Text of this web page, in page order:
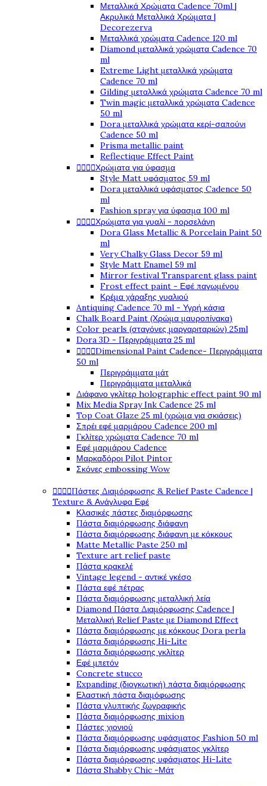
Μεταλλικά Χρώματα Cadence 70ml |
Ακρυλικά Μεταλλικά Χρώματα |
Decorezerva
Μεταλλικά χρώματα Cadence 120 ml
Diamond μεταλλικά χρώματα Cadence 70
ml
Extreme Light μεταλλικά χρώματα
Cadence 70 ml
Gilding μεταλλικά χρώματα Cadence 70 ml
Twin magic μεταλλικά χρώματα Cadence
50 ml
Dora μεταλλικά χρώματα κερί-σαπούνι
Cadence 50 ml
Prisma metallic paint
Reflectique Effect Paint
Χρώματα για ύφασμα
Style Matt υφάσματος 59 ml
Dora μεταλλικά υφάσματος Cadence 50
ml
Fashion spray για ύφασμα 100 ml
Χρώματα για γυαλί - πορσελάνη
Dora Glass Metallic & Porcelain Paint 50
ml
Very Chalky Glass Decor 59 ml
Style Matt Enamel 59 ml
Mirror festival Transparent glass paint
Frost effect paint - Εφέ παγωμένου
Κρέμα χάραξης γυαλιού
Antiquing Cadence 70 ml - Υγρή κάσια
Chalk Board Paint (Χρώμα μαυροπίνακα)
Color pearls (σταγόνες μαργαριταριών) 25ml
Dora 3D - Περιγράμματα 25 ml
Dimensional Paint Cadence- Περιγράμματα
50 ml
Περιγράμματα μάτ
Περιγράμματα μεταλλικά
Διάφανο γκλίτερ holographic effect paint 90 ml
Mix Media Spray Ink Cadence 25 ml
Top Coat Glaze 25 ml (χρώμα για σκιάσεις)
Σπρέι εφέ μαρμάρου Cadence 200 ml
Γκλίτερ χρώματα Cadence 70 ml
Εφέ μαρμάρου Cadence
Μαρκαδόροι Pilot Pintor
Σκόνες embossing Wow
Πάστες Διαμόρφωσης & Relief Paste Cadence |
Texture & Ανάγλυφα Εφέ
Κλασικές πάστες διαμόρφωσης
Πάστα διαμόρφωσης διάφανη
Πάστα διαμόρφωσης διάφανη με κόκκους
Matte Metallic Paste 250 ml
Texture art relief paste
Πάστα κρακελέ
Vintage legend - αντικέ γκέσο
Πάστα εφέ πέτρας
Πάστα διαμόρφωσης μεταλλική λεία
Diamond Πάστα Διαμόρφωσης Cadence |
Μεταλλική Relief Paste με Diamond Effect
Πάστα διαμόρφωσης με κόκκους Dora perla
Πάστα διαμόρφωσης Hi-Lite
Πάστα διαμόρφωσης γκλίτερ
Εφέ μπετόν
Concrete stucco
Expanding (διογκωτική) πάστα διαμόρφωσης
Ελαστική πάστα διαμόφωσης
Πάστα γλυπτικής ζωγραφικής
Πάστα διαμόρφωσης mixion
Πάστες χιονιού
Πάστα διαμόρφωσης υφάσματος Fashion 50 ml
Πάστα διαμόρφωσης υφάσματος γκλίτερ
Πάστα διαμόρφωσης υφάσματος Hi-Lite
Πάστα Shabby Chic -Μάτ